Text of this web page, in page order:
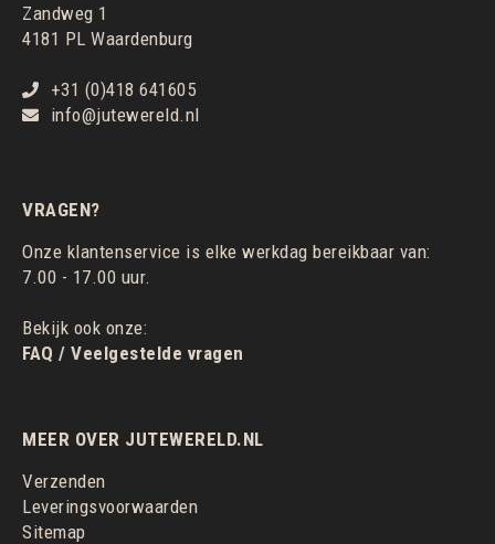
Zandweg 1
4181 PL Waardenburg
+31 (0)418 641605
info@jutewereld.nl
VRAGEN?
Onze klantenservice is elke werkdag bereikbaar van:
7.00 - 17.00 uur.
Bekijk ook onze:
FAQ / Veelgestelde vragen
MEER OVER JUTEWERELD.NL
Verzenden
Leveringsvoorwaarden
Sitemap